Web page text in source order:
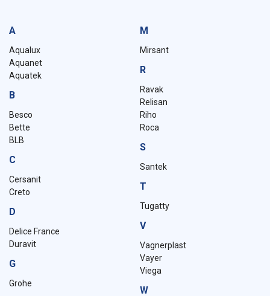
A
Aqualux
Aquanet
Aquatek
B
Besco
Bette
BLB
C
Cersanit
Creto
D
Delice France
Duravit
G
Grohe
M
Mirsant
R
Ravak
Relisan
Riho
Roca
S
Santek
T
Tugatty
V
Vagnerplast
Vayer
Viega
W